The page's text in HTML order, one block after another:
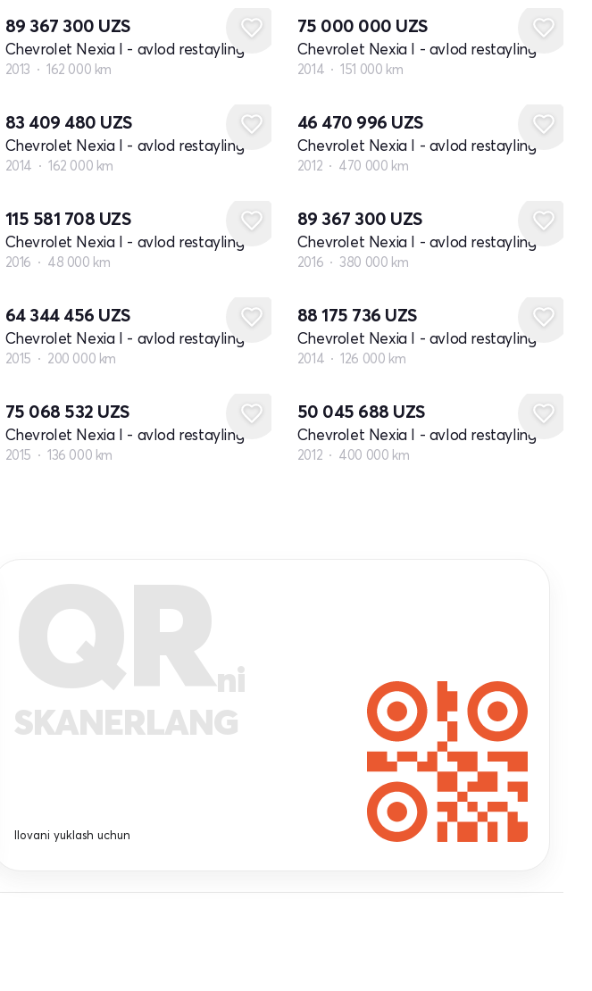
89 367 300 UZS
Chevrolet Nexia I - avlod restayling
2013 162 000 km
75 000 000 UZS
Chevrolet Nexia I - avlod restayling
2014 151 000 km
83 409 480 UZS
Chevrolet Nexia I - avlod restayling
2014 162 000 km
46 470 996 UZS
Chevrolet Nexia I - avlod restayling
2012 470 000 km
115 581 708 UZS
Chevrolet Nexia I - avlod restayling
2016 48 000 km
89 367 300 UZS
Chevrolet Nexia I - avlod restayling
2016 380 000 km
64 344 456 UZS
Chevrolet Nexia I - avlod restayling
2015 200 000 km
88 175 736 UZS
Chevrolet Nexia I - avlod restayling
2014 126 000 km
75 068 532 UZS
Chevrolet Nexia I - avlod restayling
2015 136 000 km
50 045 688 UZS
Chevrolet Nexia I - avlod restayling
2012 400 000 km
QRni
SKANERLANG
Ilovani yuklash uchun